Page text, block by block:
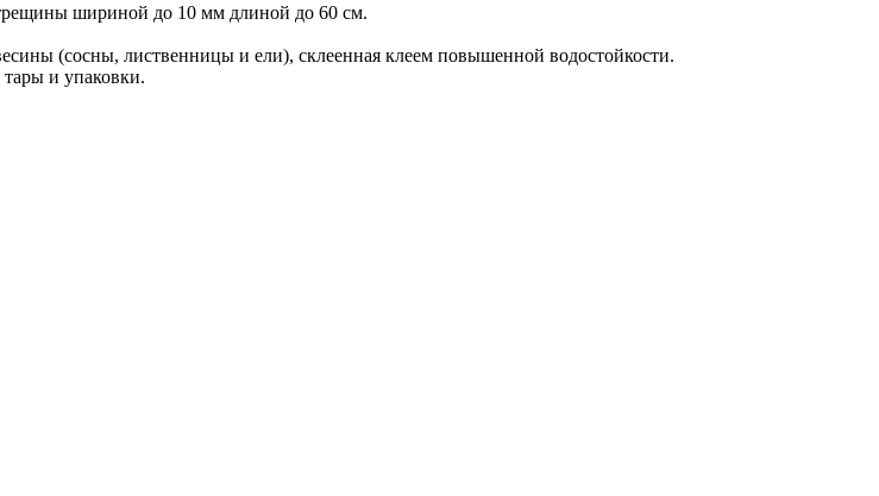
шириной до 10 мм длиной до 60 см.
(сосны, лиственницы и ели), склеенная клеем повышенной водостойкости.
тары и упаковки.